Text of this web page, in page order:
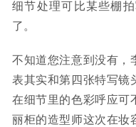
细节处理可比某些棚
了。
不知道您注意到没有，
表其实和第四张特写镜
在细节里的色彩呼应可
丽柜的造型师这次在妆